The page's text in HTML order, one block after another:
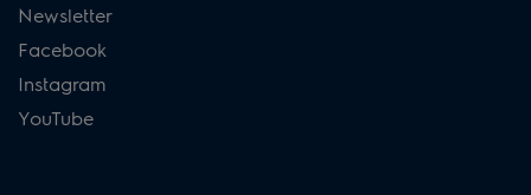
Newsletter
Facebook
Instagram
YouTube